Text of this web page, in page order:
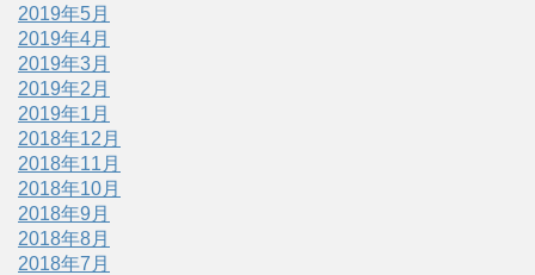
2019年5月
2019年4月
2019年3月
2019年2月
2019年1月
2018年12月
2018年11月
2018年10月
2018年9月
2018年8月
2018年7月